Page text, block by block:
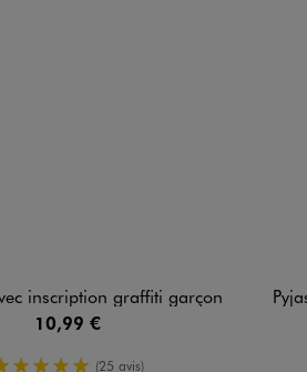
inscription graffiti garçon
10,99 €
5/5 de moyenne
(25 avis)